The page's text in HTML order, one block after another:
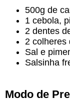
500g de
1 cebola,
2 dentes
2 colheres
Sal e
Salsinha
Modo de